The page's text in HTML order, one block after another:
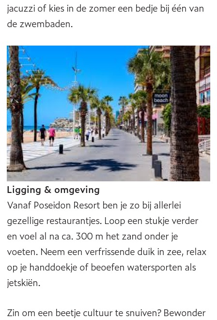
jacuzzi of kies in de zomer een bedje bij één van
de zwembaden.
Ligging & omgeving
Vanaf Poseidon Resort ben je zo bij allerlei
gezellige restaurantjes. Loop een stukje verder
en voel al na ca. 300 m het zand onder je
voeten. Neem een verfrissende duik in zee, relax
op je handdoekje of beoefen watersporten als
jetskiën.
Zin om een beetje cultuur te snuiven? Bewonder